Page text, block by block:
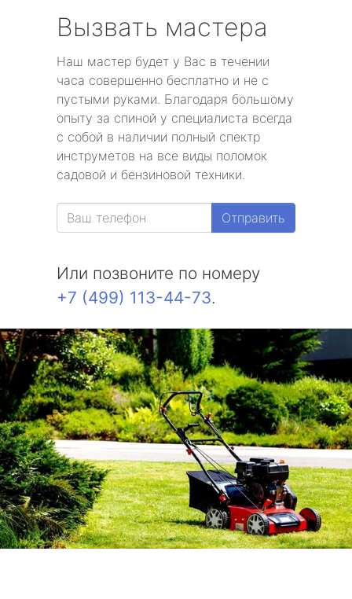
Вызвать мастера
Наш мастер будет у Вас в течении
часа совершенно бесплатно и не с
пустыми руками. Благодаря большому
опыту за спиной у специалиста всегда
с собой в наличии полный спектр
инструметов на все виды поломок
садовой и бензиновой техники.
Отправить
Или позвоните по номеру
+7 (499) 113-44-73.